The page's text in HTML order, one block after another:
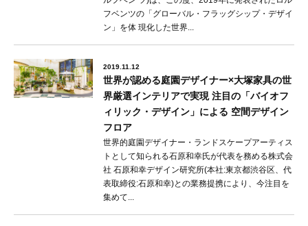
フベンツの「グローバル・フラッグシップ・デザイ
ン」を体 現化した世界...
2019.11.12
世界が認める庭園デザイナー×大塚家具の世
界厳選インテリアで実現 注目の「バイオフ
ィリック・デザイン」による 空間デザイン
フロア
世界的庭園デザイナー・ランドスケープアーティス
トとして知られる石原和幸氏が代表を務める株式会
社 石原和幸デザイン研究所(本社:東京都渋谷区、代
表取締役:石原和幸)との業務提携により、今注目を
集めて...